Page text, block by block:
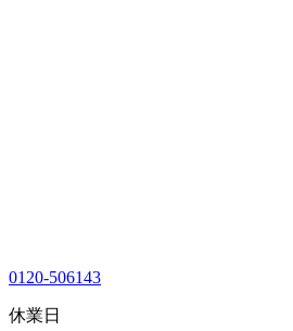
0120-506143
休業日